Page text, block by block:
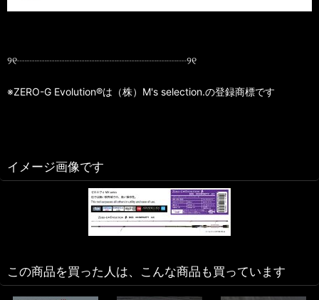
୨୧┈┈┈┈┈┈┈┈┈┈┈┈┈┈┈┈┈୨୧
※ZERO-G Evolution®は（株）M's selection.の登録商標です
イメージ画像です
この商品を買った人は、こんな商品も買っています